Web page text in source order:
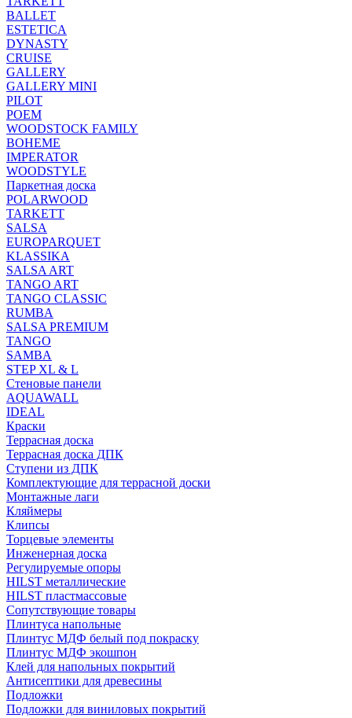
BALLET
ESTETICA
DYNASTY
CRUISE
GALLERY
GALLERY MINI
PILOT
POEM
WOODSTOCK FAMILY
BOHEME
IMPERATOR
WOODSTYLE
Паркетная доска
POLARWOOD
TARKETT
SALSA
EUROPARQUET
KLASSIKA
SALSA ART
TANGO ART
TANGO CLASSIC
RUMBA
SALSA PREMIUM
TANGO
SAMBA
STEP XL & L
Стеновые панели
AQUAWALL
IDEAL
Краски
Террасная доска
Террасная доска ДПК
Ступени из ДПК
Комплектующие для террасной доски
Монтажные лаги
Кляймеры
Клипсы
Торцевые элементы
Инженерная доска
Регулируемые опоры
HILST металлические
HILST пластмассовые
Сопутствующие товары
Плинтуса напольные
Плинтус МДФ белый под покраску
Плинтус МДФ экошпон
Клей для напольных покрытий
Антисептики для древесины
Подложки
Подложки для виниловых покрытий